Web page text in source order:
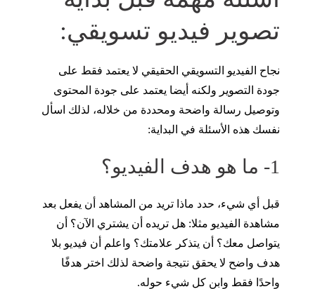
تصوير فيديو تسويقي:
نجاح الفيديو التسويقي الحقيقي لا يعتمد فقط على
جودة التصوير ولكنه أيضا يعتمد على جودة المحتوى
وتوصيل رسالة واضحة ومحددة من خلاله، لذلك اسأل
نفسك هذه الأسئلة في البداية:
1- ما هو هدف الفيديو؟
قبل أي شيء، حدد ماذا تريد من المشاهد أن يفعل بعد
مشاهدة الفيديو مثلا: هل تريده أن يشتري الآن؟ أن
يتواصل معك؟ أن يتذكر علامتك؟ واعلم أن فيديو بلا
هدف واضح لا يحقق نتيجة واضحة لذلك اختر هدفًا
واحدًا فقط وابنِ كل شيء حوله.